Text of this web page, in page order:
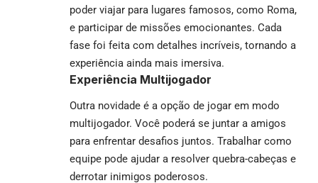
poder viajar para lugares famosos, como Roma,
e participar de missões emocionantes. Cada
fase foi feita com detalhes incríveis, tornando a
experiência ainda mais imersiva.
Experiência Multijogador
Outra novidade é a opção de jogar em modo
multijogador. Você poderá se juntar a amigos
para enfrentar desafios juntos. Trabalhar como
equipe pode ajudar a resolver quebra-cabeças e
derrotar inimigos poderosos.